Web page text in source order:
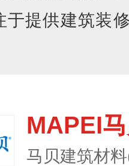
于提供建筑装
MAPEI
马贝建筑材